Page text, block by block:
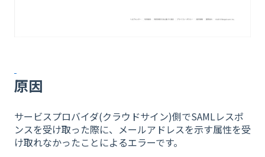
原因
サービスプロバイダ(クラウドサイン)側でSAMLレスポ
ンスを受け取った際に、メールアドレスを示す属性を受
け取れなかったことによるエラーです。